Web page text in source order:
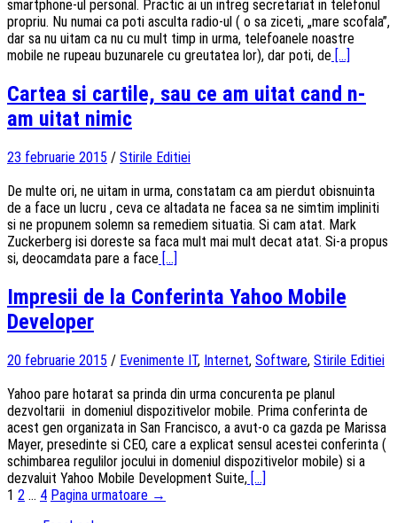
smartphone-ul personal. Practic ai un intreg secretariat in telefonul
propriu. Nu numai ca poti asculta radio-ul ( o sa ziceti, „mare scofala”,
dar sa nu uitam ca nu cu mult timp in urma, telefoanele noastre
mobile ne rupeau buzunarele cu greutatea lor), dar poti, de [...]
Cartea si cartile, sau ce am uitat cand n-
am uitat nimic
23 februarie 2015 / Stirile Editiei
De multe ori, ne uitam in urma, constatam ca am pierdut obisnuinta
de a face un lucru , ceva ce altadata ne facea sa ne simtim impliniti
si ne propunem solemn sa remediem situatia. Si cam atat. Mark
Zuckerberg isi doreste sa faca mult mai mult decat atat. Si-a propus
si, deocamdata pare a face [...]
Impresii de la Conferinta Yahoo Mobile
Developer
20 februarie 2015 / Evenimente IT, Internet, Software, Stirile Editiei
Yahoo pare hotarat sa prinda din urma concurenta pe planul
dezvoltarii in domeniul dispozitivelor mobile. Prima conferinta de
acest gen organizata in San Francisco, a avut-o ca gazda pe Marissa
Mayer, presedinte si CEO, care a explicat sensul acestei conferinta (
schimbarea regulilor jocului in domeniul dispozitivelor mobile) si a
dezvaluit Yahoo Mobile Development Suite, [...]
Navigarea
1 2 … 4 Pagina urmatoare →